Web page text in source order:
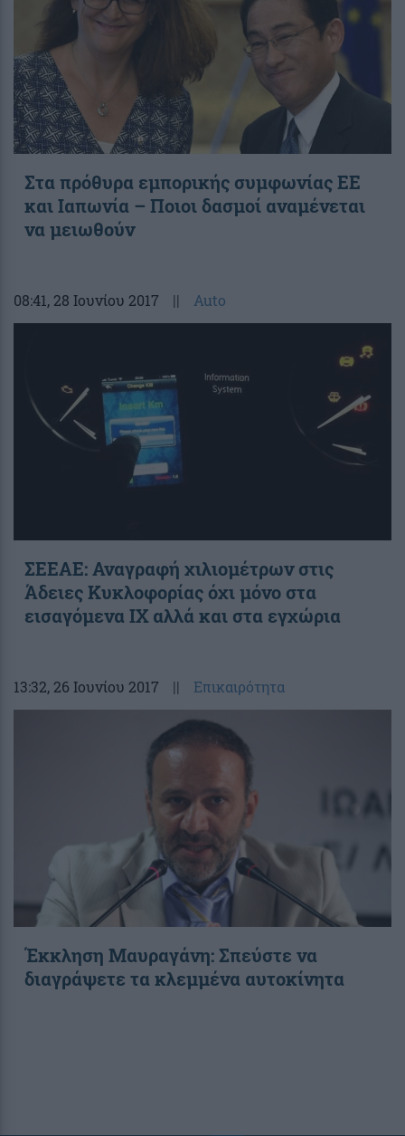
Στα πρόθυρα εμπορικής συμφωνίας ΕΕ
και Ιαπωνία – Ποιοι δασμοί αναμένεται
να μειωθούν
08:41, 28 Ιουνίου 2017 || Auto
ΣΕΕΑΕ: Αναγραφή χιλιομέτρων στις
Άδειες Κυκλοφορίας όχι μόνο στα
εισαγόμενα ΙΧ αλλά και στα εγχώρια
13:32, 26 Ιουνίου 2017 || Επικαιρότητα
Έκκληση Μαυραγάνη: Σπεύστε να
διαγράψετε τα κλεμμένα αυτοκίνητα